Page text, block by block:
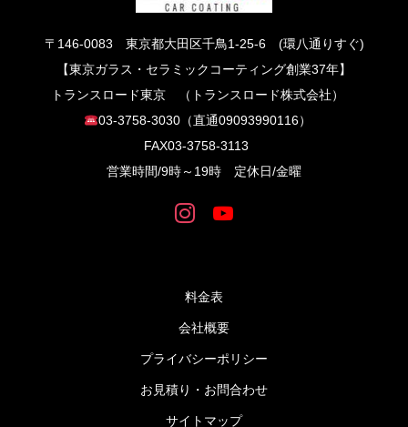
〒146-0083 東京都大田区千鳥1-25-6 (環八通りすぐ)
【東京ガラス・セラミックコーティング創業37年】
トランスロード東京 （トランスロード株式会社）
03-3758-3030（直通09093990116）
FAX03-3758‐3113
営業時間/9時～19時 定休日/金曜
料金表
会社概要
プライバシーポリシー
お見積り・お問合わせ
サイトマップ